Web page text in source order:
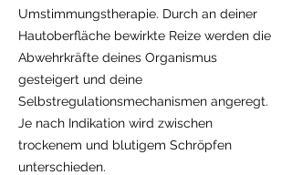
Umstimmungstherapie. Durch an deiner
Hautoberfläche bewirkte Reize werden die
Abwehrkräfte deines Organismus
gesteigert und deine
Selbstregulationsmechanismen angeregt.
Je nach Indikation wird zwischen
trockenem und blutigem Schröpfen
unterschieden.